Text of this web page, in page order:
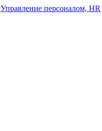
Управление персоналом, HR